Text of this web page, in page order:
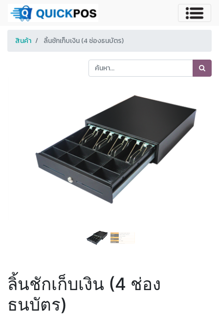
สินค้า ลิ้นชักเก็บเงิน (4 ช่องธนบัตร)
ลิ้นชักเก็บเงิน (4 ช่อง
ธนบัตร)